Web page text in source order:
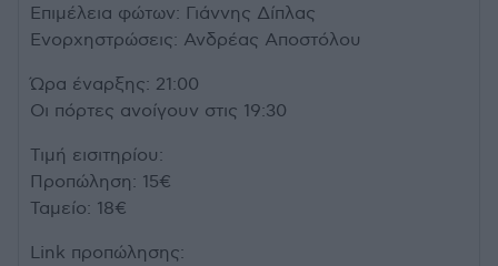
Επιμέλεια φώτων: Γιάννης Δίπλας
Ενορχηστρώσεις: Ανδρέας Αποστόλου
Ώρα έναρξης: 21:00
Οι πόρτες ανοίγουν στις 19:30
Τιμή εισιτηρίου:
Προπώληση: 15€
Ταμείο: 18€
Link προπώλησης: